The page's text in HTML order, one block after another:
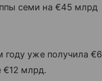
семи на €45 млрд
году уже получила €6
€12 млрд.